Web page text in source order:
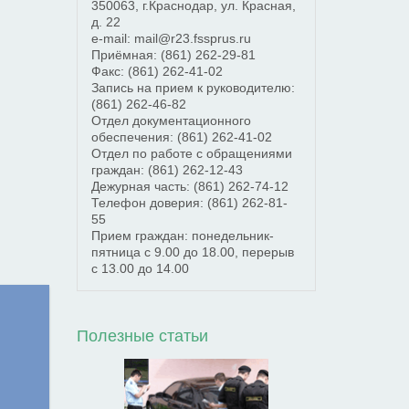
350063
г.Краснодар, ул. Красная,
д. 22
e-mail: mail@r23.fssprus.ru
Приёмная: (861) 262-29-81
Факс: (861) 262-41-02
Запись на прием к руководителю:
(861) 262-46-82
Отдел документационного
обеспечения: (861) 262-41-02
Отдел по работе с обращениями
граждан: (861) 262-12-43
Дежурная часть: (861) 262-74-12
Телефон доверия: (861) 262-81-
55
Прием граждан: понедельник-
пятница с 9.00 до 18.00, перерыв
с 13.00 до 14.00
Полезные статьи